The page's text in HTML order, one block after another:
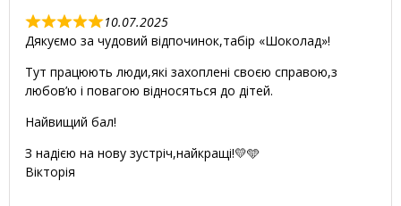
o
f
R
a
t
e
5
0
o
10.07.2025
Дякуємо за чудовий відпочинок,табір «Шоколад»!
Тут працюють люди,які захоплені своєю справою,з
любов’ю і повагою відносяться до дітей.
Найвищий бал!
З надією на нову зустріч,найкращі!💛🩵
Вікторія